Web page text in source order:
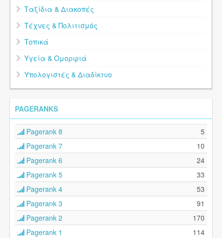
Ταξίδια & Διακοπές
Τέχνες & Πολιτισμός
Τοπικά
Υγεία & Ομορφιά
Υπολογιστές & Διαδίκτυο
PAGERANKS
Pagerank 8
5
Pagerank 7
10
Pagerank 6
24
Pagerank 5
33
Pagerank 4
53
Pagerank 3
91
Pagerank 2
170
Pagerank 1
114